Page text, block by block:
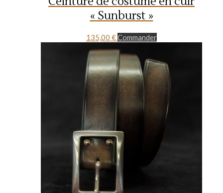
« Sunburst »
135,00 €Commander